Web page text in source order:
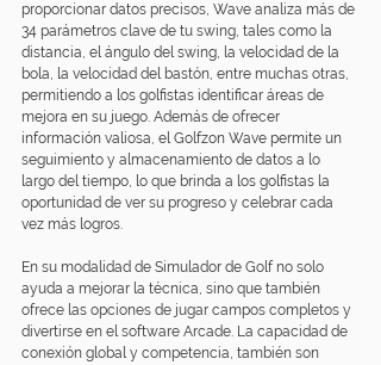
proporcionar datos precisos, Wave analiza más de
34 parámetros clave de tu swing, tales como la
distancia, el ángulo del swing, la velocidad de la
bola, la velocidad del bastón, entre muchas otras,
permitiendo a los golfistas identificar áreas de
mejora en su juego. Además de ofrecer
información valiosa, el Golfzon Wave permite un
seguimiento y almacenamiento de datos a lo
largo del tiempo, lo que brinda a los golfistas la
oportunidad de ver su progreso y celebrar cada
vez más logros.
En su modalidad de Simulador de Golf no solo
ayuda a mejorar la técnica, sino que también
ofrece las opciones de jugar campos completos y
divertirse en el software Arcade. La capacidad de
conexión global y competencia, también son